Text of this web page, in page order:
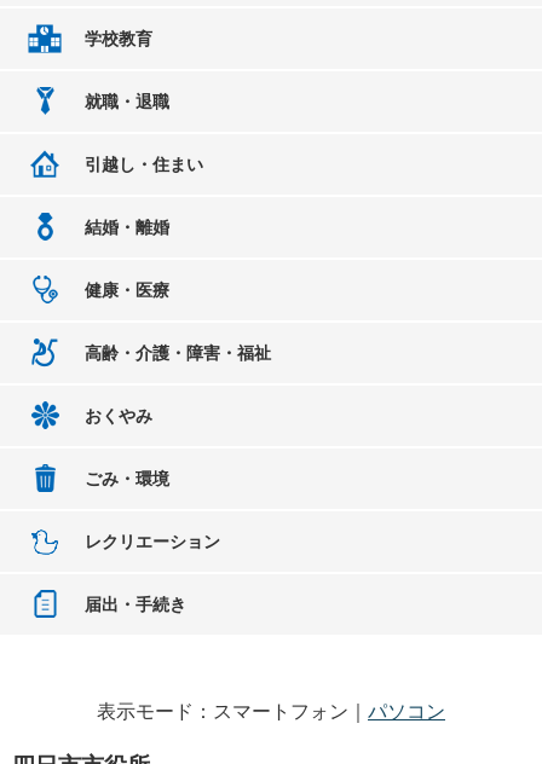
学校教育
就職・退職
引越し・住まい
結婚・離婚
健康・医療
高齢・介護・障害・福祉
おくやみ
ごみ・環境
レクリエーション
届出・手続き
表示モード：スマートフォン｜ パソコン